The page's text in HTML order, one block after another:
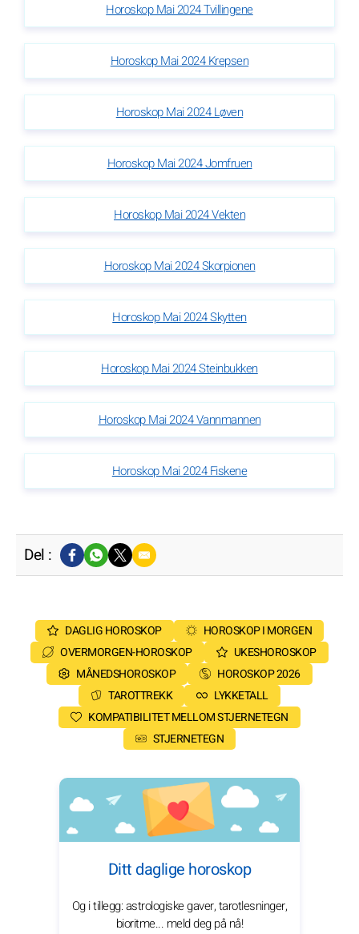
Horoskop Mai 2024 Tvillingene
Horoskop Mai 2024 Krepsen
Horoskop Mai 2024 Løven
Horoskop Mai 2024 Jomfruen
Horoskop Mai 2024 Vekten
Horoskop Mai 2024 Skorpionen
Horoskop Mai 2024 Skytten
Horoskop Mai 2024 Steinbukken
Horoskop Mai 2024 Vannmannen
Horoskop Mai 2024 Fiskene
Del :
DAGLIG HOROSKOP
HOROSKOP I MORGEN
OVERMORGEN-HOROSKOP
UKESHOROSKOP
MÅNEDSHOROSKOP
HOROSKOP 2026
TAROTTREKK
LYKKETALL
KOMPATIBILITET MELLOM STJERNETEGN
STJERNETEGN
Ditt daglige horoskop
Og i tillegg: astrologiske gaver, tarotlesninger,
bioritme... meld deg på nå!